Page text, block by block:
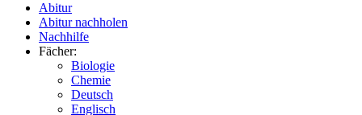
Abitur
Abitur nachholen
Nachhilfe
Fächer:
Biologie
Chemie
Deutsch
Englisch